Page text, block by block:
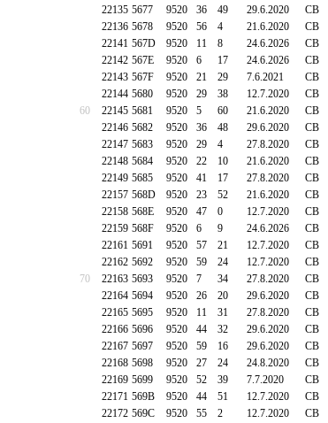
22135 5677 9520 36 49 29.6.2020 CB
22136 5678 9520 56 4 21.6.2020 CB
22141 567D 9520 11 8 24.6.2026 CB
22142 567E 9520 6 17 24.6.2026 CB
22143 567F 9520 21 29 7.6.2021 CB
22144 5680 9520 29 38 12.7.2020 CB
60
22145 5681 9520 5 60 21.6.2020 CB
22146 5682 9520 36 48 29.6.2020 CB
22147 5683 9520 29 4 27.8.2020 CB
22148 5684 9520 22 10 21.6.2020 CB
22149 5685 9520 41 17 27.8.2020 CB
22157 568D 9520 23 52 21.6.2020 CB
22158 568E 9520 47 0 12.7.2020 CB
22159 568F 9520 6 9 24.6.2026 CB
22161 5691 9520 57 21 12.7.2020 CB
22162 5692 9520 59 24 12.7.2020 CB
70
22163 5693 9520 7 34 27.8.2020 CB
22164 5694 9520 26 20 29.6.2020 CB
22165 5695 9520 11 31 27.8.2020 CB
22166 5696 9520 44 32 29.6.2020 CB
22167 5697 9520 59 16 29.6.2020 CB
22168 5698 9520 27 24 24.8.2020 CB
22169 5699 9520 52 39 7.7.2020 CB
22171 569B 9520 44 51 12.7.2020 CB
22172 569C 9520 55 2 12.7.2020 CB